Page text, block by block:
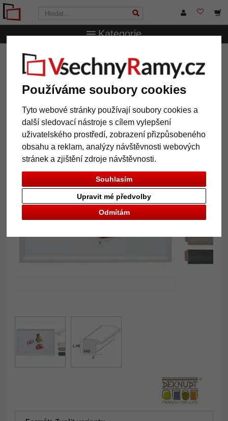
Používáme soubory cookies
Tyto webové stránky používají soubory cookies a
další sledovací nástroje s cílem vylepšení
uživatelského prostředí, zobrazení přizpůsobeného
obsahu a reklam, analýzy návštěvnosti webových
stránek a zjištění zdroje návštěvnosti.
Souhlasím
Odmítám
Upravit mé předvolby
Kategorie
VsechnRamy.cz Formáty rámů
Všechny formáty
Magnetická tabule Olivia
Magnetická tabule Olivia